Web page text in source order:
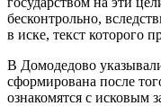
бесконтрольно,
в иске, текст которого
В Домодедово
сформирована после
ознакомятся с исковым